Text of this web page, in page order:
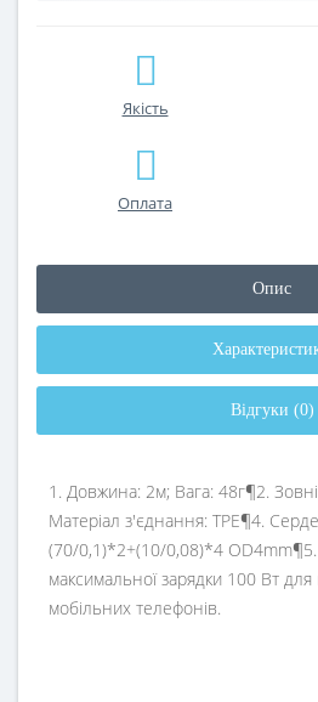
Якість
Оплата
Опис
Відгуки (0)
1. Довжина: 2м; Вага: 48г¶2.
Матеріал з'єднання: TPE¶4.
(70/0,1)*2+(10/0,08)*4 OD4mm¶5.
максимальної зарядки 100 Вт для
мобільних телефонів.